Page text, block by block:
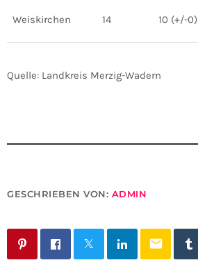
Weiskirchen 14 10 (+/-0)
Quelle: Landkreis Merzig-Wadern
GESCHRIEBEN VON: ADMIN
email